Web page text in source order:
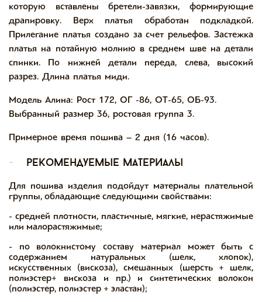
которую вставлены бретели-завязки, формирующие
драпировку. Верх платья обработан подкладкой.
Прилегание платья создано за счет рельефов. Застежка
платья на потайную молнию в среднем шве на детали
спинки. По нижней детали переда, слева, высокий
разрез. Длина платья миди.
Модель Алина: Рост 172, ОГ -86, ОТ-65, ОБ-93.
Выбранный размер 36, ростовая группа 3.
Примерное время пошива – 2 дня (16 часов).
-
рекомендуемые материалы
Для пошива изделия подойдут материалы плательной
группы, обладающие следующими свойствами:
- средней плотности, пластичные, мягкие, нерастяжимые
или малорастяжимые;
- по волокнистому составу материал может быть с
содержанием натуральных (шелк, хлопок),
искусственных (вискоза), смешанных (шерсть + шелк,
полиэстер+ вискоза и пр.) и синтетических волокон
(полиэстер, полиэстер + эластан);